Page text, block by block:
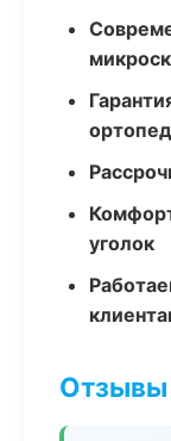
уголок
Отзывы